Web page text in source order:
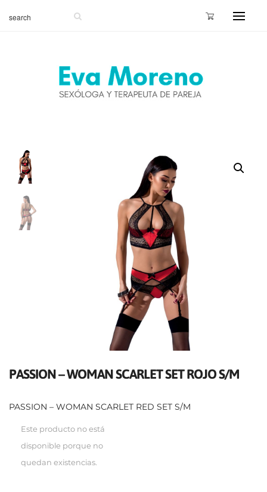
PASSION – WOMAN SCARLET SET ROJO S/M
PASSION – WOMAN SCARLET RED SET S/M
Este producto no está
disponible porque no
quedan existencias.